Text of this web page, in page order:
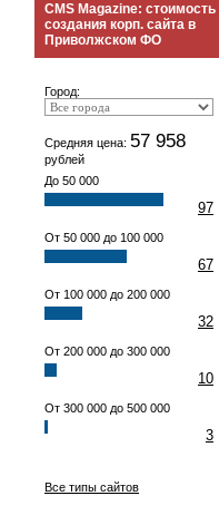
CMS Magazine: стоимость
создания корп. сайта в
Приволжском ФО
Город:
Средняя цена: 57 958
рублей
До 50 000
97
От 50 000 до 100 000
67
От 100 000 до 200 000
32
От 200 000 до 300 000
10
От 300 000 до 500 000
3
Все типы сайтов